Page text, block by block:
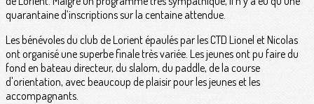
quarantaine d’inscriptions sur la centaine attendue.
Les bénévoles du club de Lorient épaulés par les CTD Lionel et Nicolas
ont organisé une superbe finale très variée. Les jeunes ont pu faire du
fond en bateau directeur, du slalom, du paddle, de la course
d'orientation, avec beaucoup de plaisir pour les jeunes et les
accompagnants.